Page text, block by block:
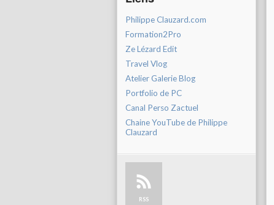
Philippe Clauzard.com
Formation2Pro
Ze Lézard Edit
Travel Vlog
Atelier Galerie Blog
Portfolio de PC
Canal Perso Zactuel
Chaine YouTube de Philippe
Clauzard
RSS